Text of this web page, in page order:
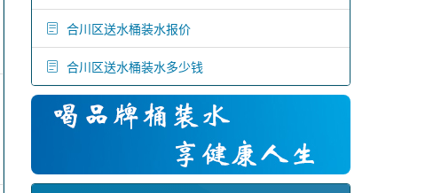
合川区送水桶装水报价
合川区送水桶装水多少钱